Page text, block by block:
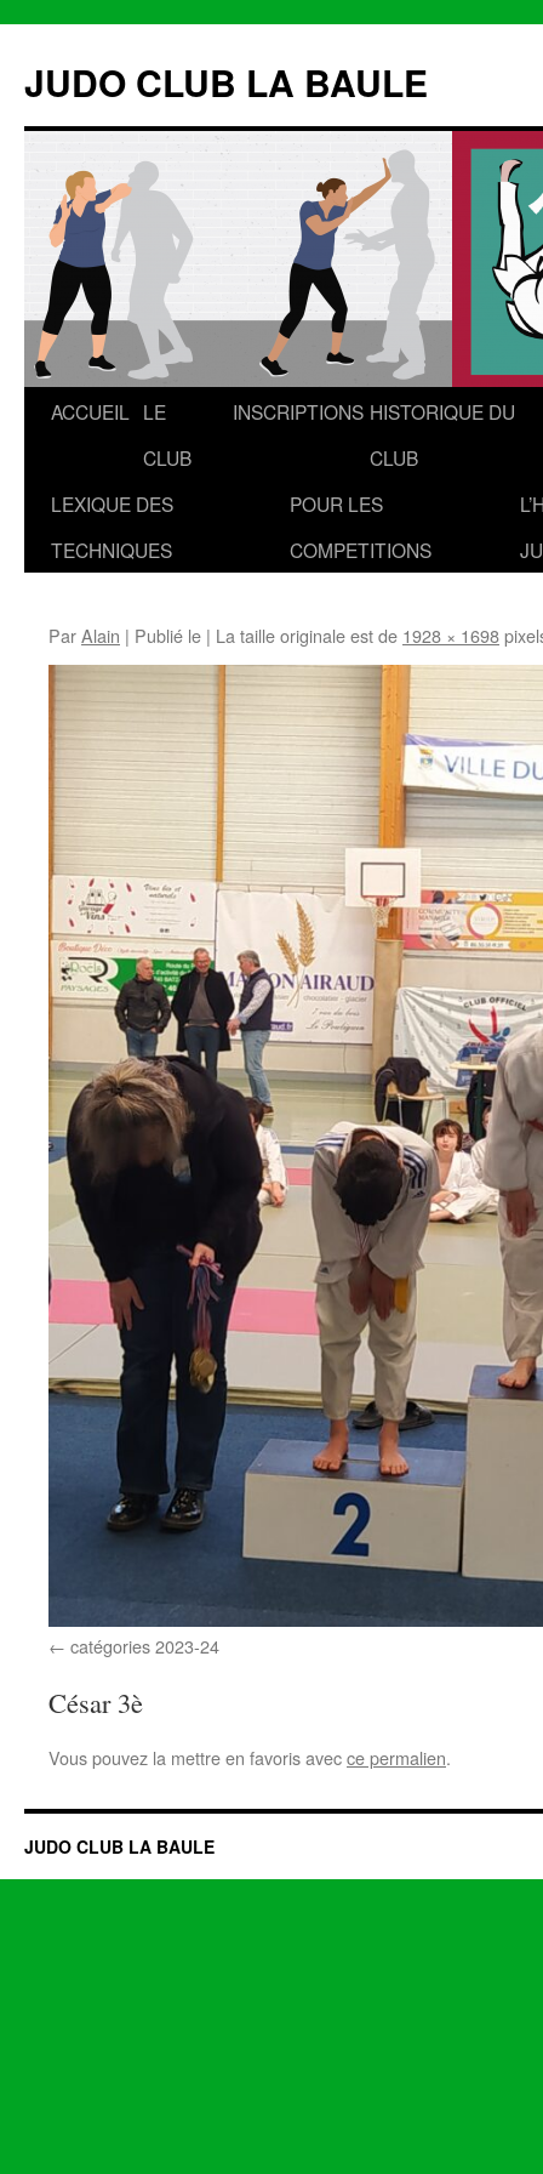
JUDO CLUB LA BAULE
ACCUEIL LE
CLUB
INSCRIPTIONS HISTORIQUE DU
CLUB
LEXIQUE DES
TECHNIQUES
POUR LES
COMPETITIONS
ParAlain | Publié le | La taille originale est de 1928 × 1698
catégories 2023-24
César 3è
Vous pouvez la mettre en favoris avecce permalien.
JUDO CLUB LA BAULE